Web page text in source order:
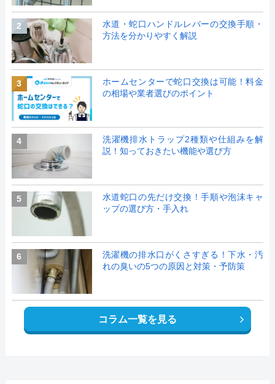
2
水道・蛇口ハンドルレバーの交換手順・
方法を分かりやすく解説
3
ホームセンターで蛇口交換は可能！料金
の相場や業者選びのポイント
4
洗濯機排水トラップ2種類や仕組みを解
説！知っておきたい機能や選び方
5
水道蛇口の先だけ交換！手順や泡沫キャ
ップの選び方・手入れ
6
洗濯機の排水口がくさすぎる！下水・汚
れの臭いの5つの原因と対策・予防策
コラム一覧を見る